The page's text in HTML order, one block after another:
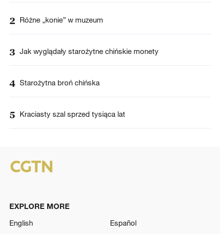
2 Różne „konie” w muzeum
3 Jak wyglądały starożytne chińskie monety
4 Starożytna broń chińska
5 Kraciasty szal sprzed tysiąca lat
EXPLORE MORE
English
Español